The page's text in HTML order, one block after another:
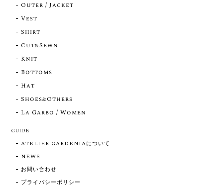
Outer / Jacket
Vest
Shirt
Cut&Sewn
Knit
Bottoms
Hat
Shoes&Others
La Garbo / Women
GUIDE
ATELIER GARDENIAについて
NEWS
お問い合わせ
プライバシーポリシー